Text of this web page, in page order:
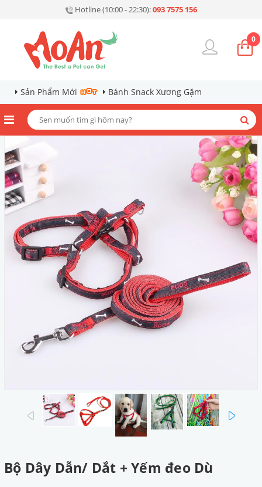
Hotline (10:00 - 22:30):093 7575 156
0
Sản Phẩm Mới Bánh Snack Xương Gặm
prev
Bộ Dây Dẫn/ Dắt + Yếm đeo Dù